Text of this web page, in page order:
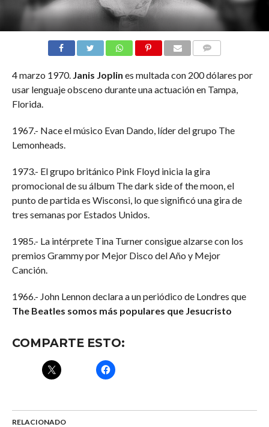
4 marzo 1970. Janis Joplin es multada con 200 dólares por
usar lenguaje obsceno durante una actuación en Tampa,
Florida.
1967.- Nace el músico Evan Dando, líder del grupo The
Lemonheads.
1973.- El grupo británico Pink Floyd inicia la gira
promocional de su álbum The dark side of the moon, el
punto de partida es Wisconsi, lo que significó una gira de
tres semanas por Estados Unidos.
1985.- La intérprete Tina Turner consigue alzarse con los
premios Grammy por Mejor Disco del Año y Mejor
Canción.
1966.- John Lennon declara a un periódico de Londres que
The Beatles somos más populares que Jesucristo
COMPARTE ESTO:
RELACIONADO